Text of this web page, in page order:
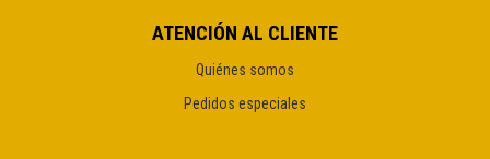
ATENCIÓN AL CLIENTE
Quiénes somos
Pedidos especiales